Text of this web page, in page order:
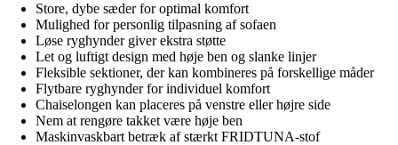
Store, dybe sæder for optimal komfort
Mulighed for personlig tilpasning af sofaen
Løse ryghynder giver ekstra støtte
Let og luftigt design med høje ben og slanke linjer
Fleksible sektioner, der kan kombineres på forskellige måder
Flytbare ryghynder for individuel komfort
Chaiselongen kan placeres på venstre eller højre side
Nem at rengøre takket være høje ben
Maskinvaskbart betræk af stærkt FRIDTUNA-stof